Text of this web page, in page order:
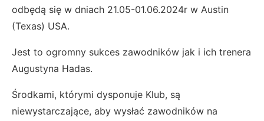
odbędą się w dniach 21.05-01.06.2024r w Austin
(Texas) USA.
Jest to ogromny sukces zawodników jak i ich trenera
Augustyna Hadas.
Środkami, którymi dysponuje Klub, są
niewystarczające, aby wysłać zawodników na